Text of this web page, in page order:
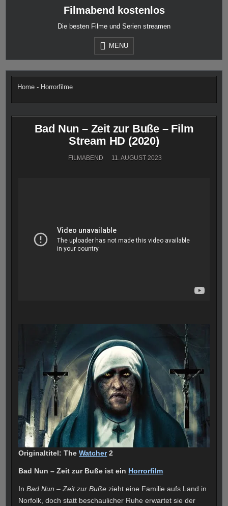
Filmabend kostenlos
Die besten Filme und Serien streamen
MENU
Home - Horrorfilme
Bad Nun – Zeit zur Buße – Film
Stream HD (2020)
FILMABEND 11. AUGUST 2023
Originaltitel: TheWatcher2
Bad Nun – Zeit zur Buße ist ein Horrorfilm
InBad Nun – Zeit zur Buße zieht eine Familie aufs Land in
Norfolk, doch statt beschaulicher Ruhe erwartet sie der